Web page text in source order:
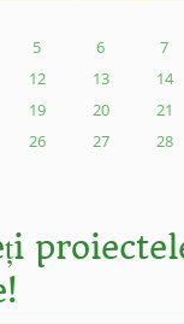
5 6 7
12 13 14
19 20 21
26 27 28